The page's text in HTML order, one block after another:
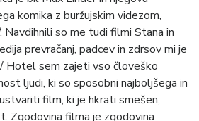
komika z buržujskim videzom,
so me tudi filmi Stana in
prevračanj, padcev in zdrsov mi je
Hotel sem zajeti vso človeško
ljudi, ki so sposobni najboljšega in
film, ki je hkrati smešen,
Zgodovina filma je zgodovina